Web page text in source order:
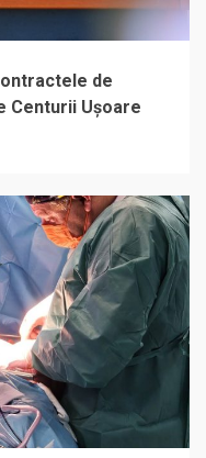
de
Centurii Ușoare